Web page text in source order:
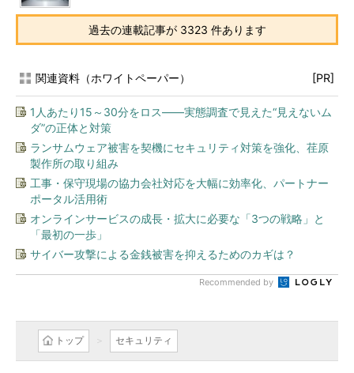
過去の連載記事が 3323 件あります
関連資料（ホワイトペーパー） [PR]
1人あたり15～30分をロス――実態調査で見えた“見えないム
ダ”の正体と対策
ランサムウェア被害を契機にセキュリティ対策を強化、荏原
製作所の取り組み
工事・保守現場の協力会社対応を大幅に効率化、パートナー
ポータル活用術
オンラインサービスの成長・拡大に必要な「3つの戦略」と
「最初の一歩」
サイバー攻撃による金銭被害を抑えるためのカギは？
Recommended by
トップ セキュリティ